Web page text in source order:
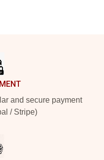
and secure payment
/ Stripe)